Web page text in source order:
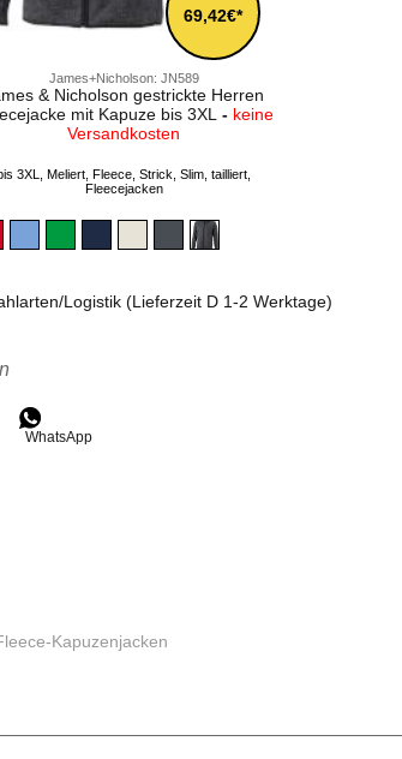
James+Nicholson: JN589
69,42€*
& Nicholson gestrickte Herren
mit Kapuze bis 3XL - keine
Versandkosten
3XL, Meliert, Fleece, Strick, Slim, tailliert,
Fleecejacken
Logistik (Lieferzeit D 1-2 Werktage)
WhatsApp
Kapuzenjacken